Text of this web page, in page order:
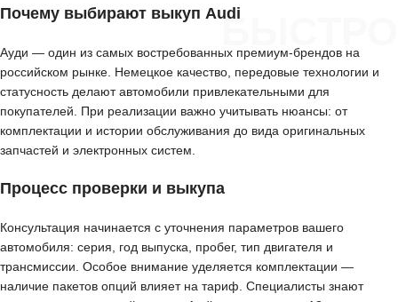
БЫСТРО
Почему выбирают выкуп Audi
Ауди — один из самых востребованных премиум-брендов на
российском рынке. Немецкое качество, передовые технологии и
статусность делают автомобили привлекательными для
покупателей. При реализации важно учитывать нюансы: от
комплектации и истории обслуживания до вида оригинальных
запчастей и электронных систем.
Процесс проверки и выкупа
Консультация начинается с уточнения параметров вашего
автомобиля: серия, год выпуска, пробег, тип двигателя и
трансмиссии. Особое внимание уделяется комплектации —
наличие пакетов опций влияет на тариф. Специалисты знают